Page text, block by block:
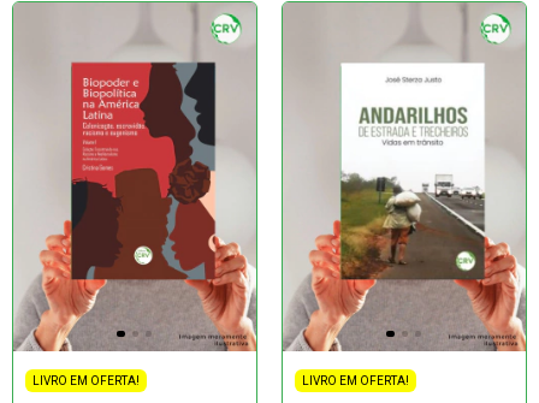
LIVRO EM OFERTA! LIVRO EM OFERTA!